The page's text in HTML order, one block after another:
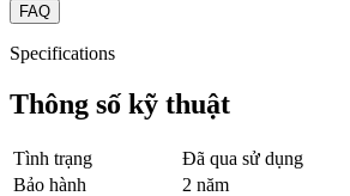
FAQ
Specifications
Thông số kỹ thuật
Tình trạng
Đã qua sử dụng
Bảo hành
2 năm